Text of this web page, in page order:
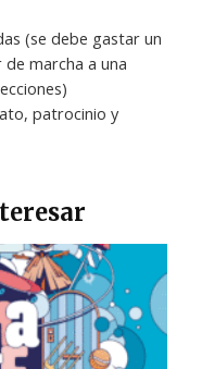
(se debe gastar un
marcha a una
patrocinio y